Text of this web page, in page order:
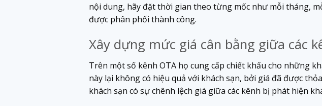
nội dung, hãy đặt thời gian theo từng mốc như mỗi tháng,
được phân phối thành công.
Xây dựng mức giá cân bằng giữa các
Trên một số kênh OTA họ cung cấp chiết khấu cho những
này lại không có hiệu quả với khách sạn, bởi giá đã được
khách sạn có sự chênh lệch giá giữa các kênh bị phát hiện